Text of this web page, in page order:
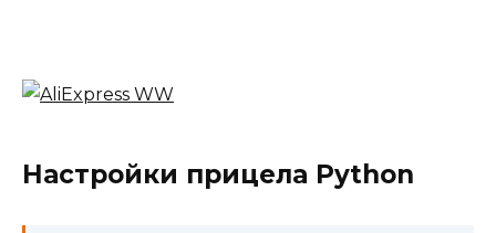
Настройки прицела Python